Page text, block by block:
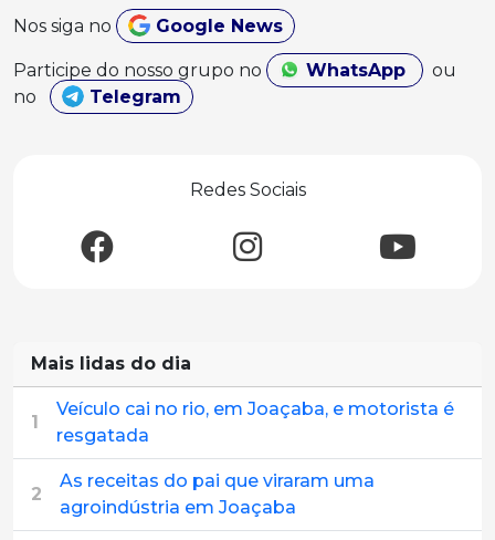
Nos siga no Google News
Participe do nosso grupo no WhatsApp
ou
no
Telegram
Redes Sociais
Mais lidas do dia
1
Veículo cai no rio, em Joaçaba, e motorista é
resgatada
2
As receitas do pai que viraram uma
agroindústria em Joaçaba